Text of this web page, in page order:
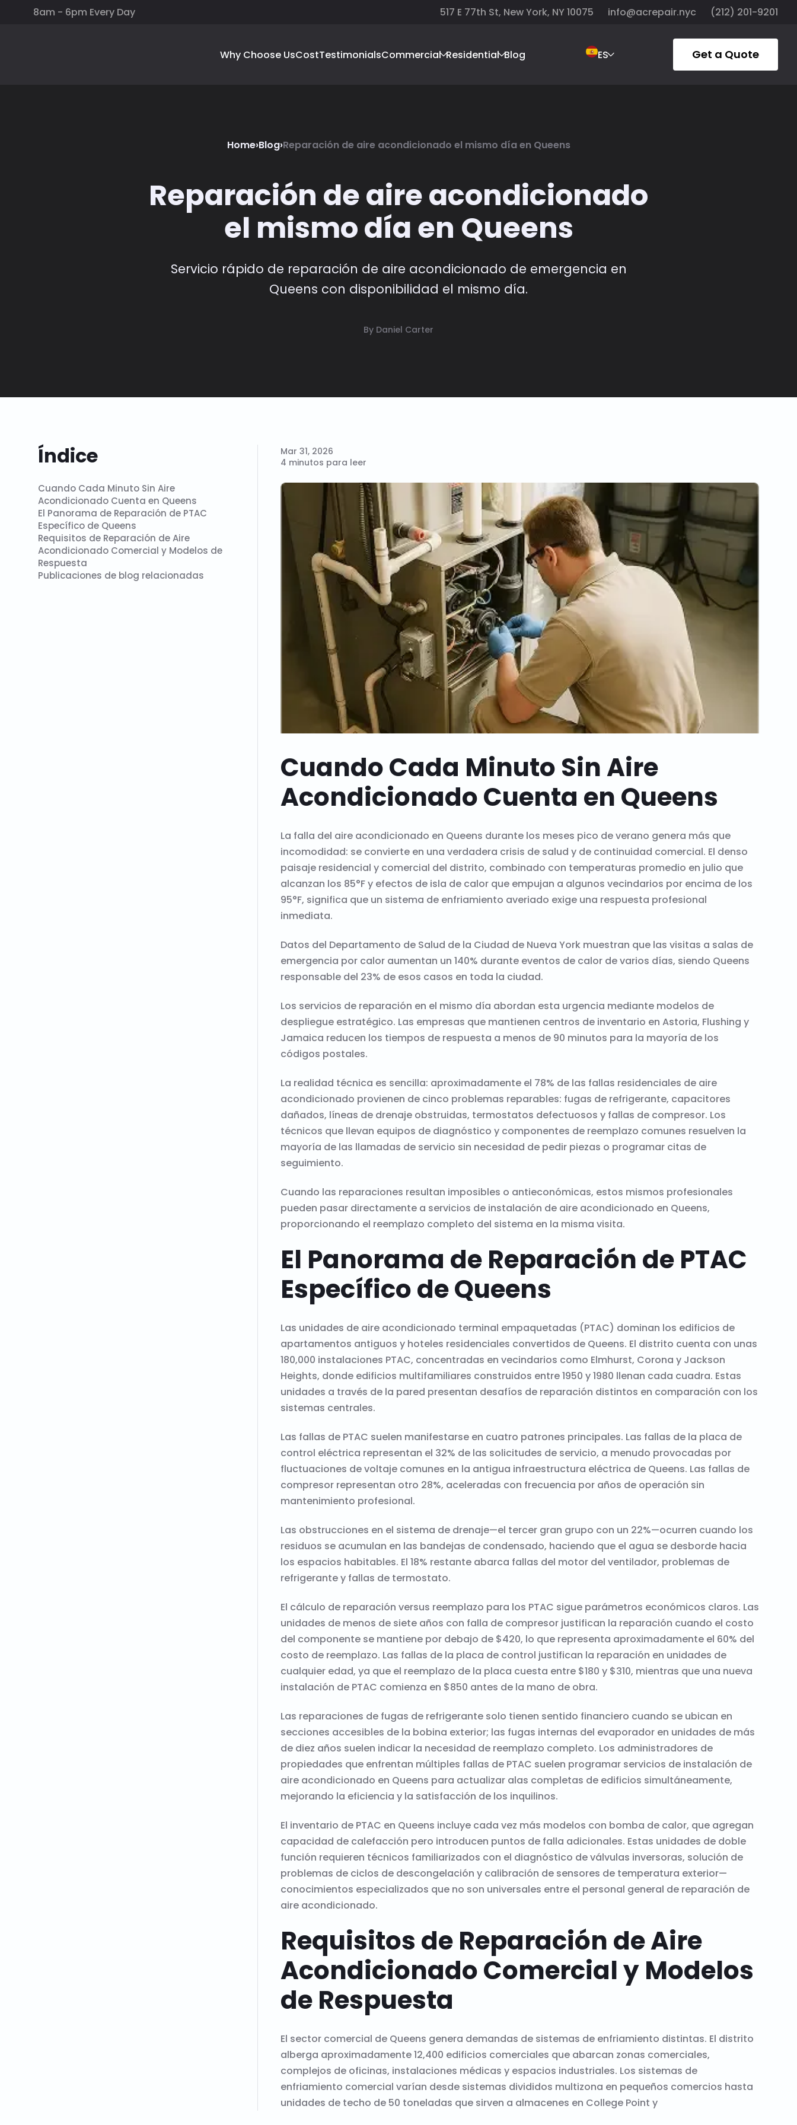
8am - 6pm Every Day 517 E 77th St, New York, NY 10075 info@acrepair.nyc (212) 201-9201
Why Choose UsCostTestimonialsCommercial Residential Blog ES Get a Quote
Home›Blog›Reparación de aire acondicionado el mismo día en Queens
Reparación de aire acondicionado
el mismo día en Queens
Servicio rápido de reparación de aire acondicionado de emergencia en
Queens con disponibilidad el mismo día.
By Daniel Carter
Índice
Cuando Cada Minuto Sin Aire
Acondicionado Cuenta en Queens
El Panorama de Reparación de PTAC
Específico de Queens
Requisitos de Reparación de Aire
Acondicionado Comercial y Modelos de
Respuesta
Publicaciones de blog relacionadas
Mar 31, 2026
4 minutos para leer
Cuando Cada Minuto Sin Aire
Acondicionado Cuenta en Queens
La falla del aire acondicionado en Queens durante los meses pico de verano genera más que
incomodidad: se convierte en una verdadera crisis de salud y de continuidad comercial. El denso
paisaje residencial y comercial del distrito, combinado con temperaturas promedio en julio que
alcanzan los 85°F y efectos de isla de calor que empujan a algunos vecindarios por encima de los
95°F, significa que un sistema de enfriamiento averiado exige una respuesta profesional
inmediata.
Datos del Departamento de Salud de la Ciudad de Nueva York muestran que las visitas a salas de
emergencia por calor aumentan un 140% durante eventos de calor de varios días, siendo Queens
responsable del 23% de esos casos en toda la ciudad.
Los servicios de reparación en el mismo día abordan esta urgencia mediante modelos de
despliegue estratégico. Las empresas que mantienen centros de inventario en Astoria, Flushing y
Jamaica reducen los tiempos de respuesta a menos de 90 minutos para la mayoría de los
códigos postales.
La realidad técnica es sencilla: aproximadamente el 78% de las fallas residenciales de aire
acondicionado provienen de cinco problemas reparables: fugas de refrigerante, capacitores
dañados, líneas de drenaje obstruidas, termostatos defectuosos y fallas de compresor. Los
técnicos que llevan equipos de diagnóstico y componentes de reemplazo comunes resuelven la
mayoría de las llamadas de servicio sin necesidad de pedir piezas o programar citas de
seguimiento.
Cuando las reparaciones resultan imposibles o antieconómicas, estos mismos profesionales
pueden pasar directamente a servicios de instalación de aire acondicionado en Queens,
proporcionando el reemplazo completo del sistema en la misma visita.
El Panorama de Reparación de PTAC
Específico de Queens
Las unidades de aire acondicionado terminal empaquetadas (PTAC) dominan los edificios de
apartamentos antiguos y hoteles residenciales convertidos de Queens. El distrito cuenta con unas
180,000 instalaciones PTAC, concentradas en vecindarios como Elmhurst, Corona y Jackson
Heights, donde edificios multifamiliares construidos entre 1950 y 1980 llenan cada cuadra. Estas
unidades a través de la pared presentan desafíos de reparación distintos en comparación con los
sistemas centrales.
Las fallas de PTAC suelen manifestarse en cuatro patrones principales. Las fallas de la placa de
control eléctrica representan el 32% de las solicitudes de servicio, a menudo provocadas por
fluctuaciones de voltaje comunes en la antigua infraestructura eléctrica de Queens. Las fallas de
compresor representan otro 28%, aceleradas con frecuencia por años de operación sin
mantenimiento profesional.
Las obstrucciones en el sistema de drenaje—el tercer gran grupo con un 22%—ocurren cuando los
residuos se acumulan en las bandejas de condensado, haciendo que el agua se desborde hacia
los espacios habitables. El 18% restante abarca fallas del motor del ventilador, problemas de
refrigerante y fallas de termostato.
El cálculo de reparación versus reemplazo para los PTAC sigue parámetros económicos claros. Las
unidades de menos de siete años con falla de compresor justifican la reparación cuando el costo
del componente se mantiene por debajo de $420, lo que representa aproximadamente el 60% del
costo de reemplazo. Las fallas de la placa de control justifican la reparación en unidades de
cualquier edad, ya que el reemplazo de la placa cuesta entre $180 y $310, mientras que una nueva
instalación de PTAC comienza en $850 antes de la mano de obra.
Las reparaciones de fugas de refrigerante solo tienen sentido financiero cuando se ubican en
secciones accesibles de la bobina exterior; las fugas internas del evaporador en unidades de más
de diez años suelen indicar la necesidad de reemplazo completo. Los administradores de
propiedades que enfrentan múltiples fallas de PTAC suelen programar servicios de instalación de
aire acondicionado en Queens para actualizar alas completas de edificios simultáneamente,
mejorando la eficiencia y la satisfacción de los inquilinos.
El inventario de PTAC en Queens incluye cada vez más modelos con bomba de calor, que agregan
capacidad de calefacción pero introducen puntos de falla adicionales. Estas unidades de doble
función requieren técnicos familiarizados con el diagnóstico de válvulas inversoras, solución de
problemas de ciclos de descongelación y calibración de sensores de temperatura exterior—
conocimientos especializados que no son universales entre el personal general de reparación de
aire acondicionado.
Requisitos de Reparación de Aire
Acondicionado Comercial y Modelos
de Respuesta
El sector comercial de Queens genera demandas de sistemas de enfriamiento distintas. El distrito
alberga aproximadamente 12,400 edificios comerciales que abarcan zonas comerciales,
complejos de oficinas, instalaciones médicas y espacios industriales. Los sistemas de
enfriamiento comercial varían desde sistemas divididos multizona en pequeños comercios hasta
unidades de techo de 50 toneladas que sirven a almacenes en College Point y